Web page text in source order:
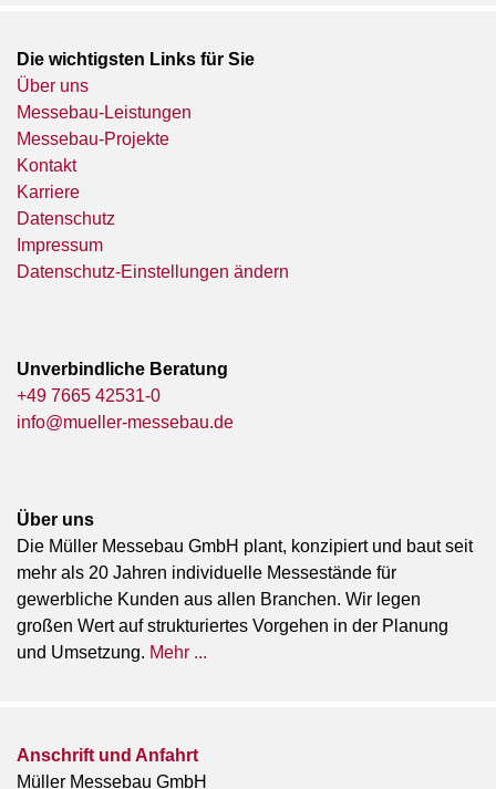
Die wichtigsten Links für Sie
Über uns
Messebau-Leistungen
Messebau-Projekte
Kontakt
Karriere
Datenschutz
Impressum
Datenschutz-Einstellungen ändern
Unverbindliche Beratung
+49 7665 42531-0
info@mueller-messebau.de
Über uns
Die Müller Messebau GmbH plant, konzipiert und baut seit
mehr als 20 Jahren individuelle Messestände für
gewerbliche Kunden aus allen Branchen. Wir legen
großen Wert auf strukturiertes Vorgehen in der Planung
und Umsetzung. Mehr ...
Anschrift und Anfahrt
Müller Messebau GmbH